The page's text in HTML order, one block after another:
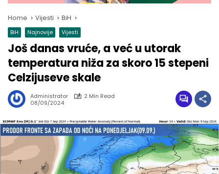
Home Vijesti BiH
BiH Najnovije Vijesti
Još danas vruće, a već u utorak
temperatura niža za skoro 15 stepeni
Celzijuseve skale
Administrator
2 Min Read
08/09/2024